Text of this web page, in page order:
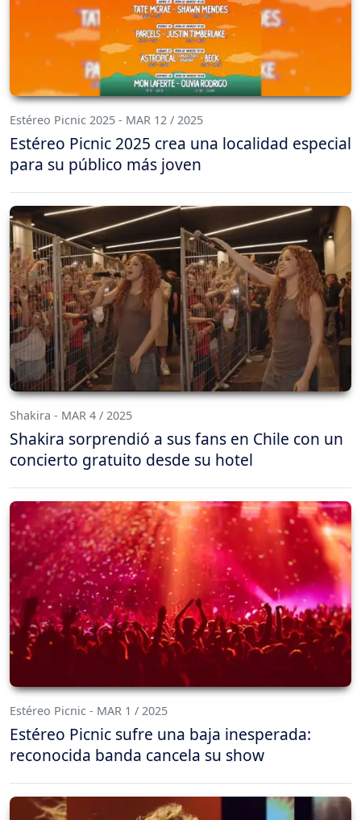
Estéreo Picnic 2025 - MAR 12 / 2025
Estéreo Picnic 2025 crea una localidad especial
para su público más joven
Shakira - MAR 4 / 2025
Shakira sorprendió a sus fans en Chile con un
concierto gratuito desde su hotel
Estéreo Picnic - MAR 1 / 2025
Estéreo Picnic sufre una baja inesperada:
reconocida banda cancela su show